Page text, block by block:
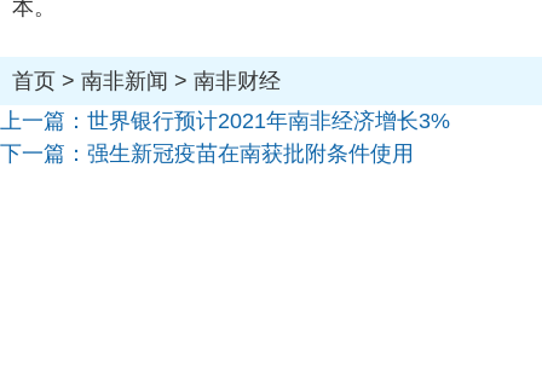
本。
首页 > 南非新闻 > 南非财经
上一篇： 世界银行预计2021年南非经济增长3%
下一篇： 强生新冠疫苗在南获批附条件使用